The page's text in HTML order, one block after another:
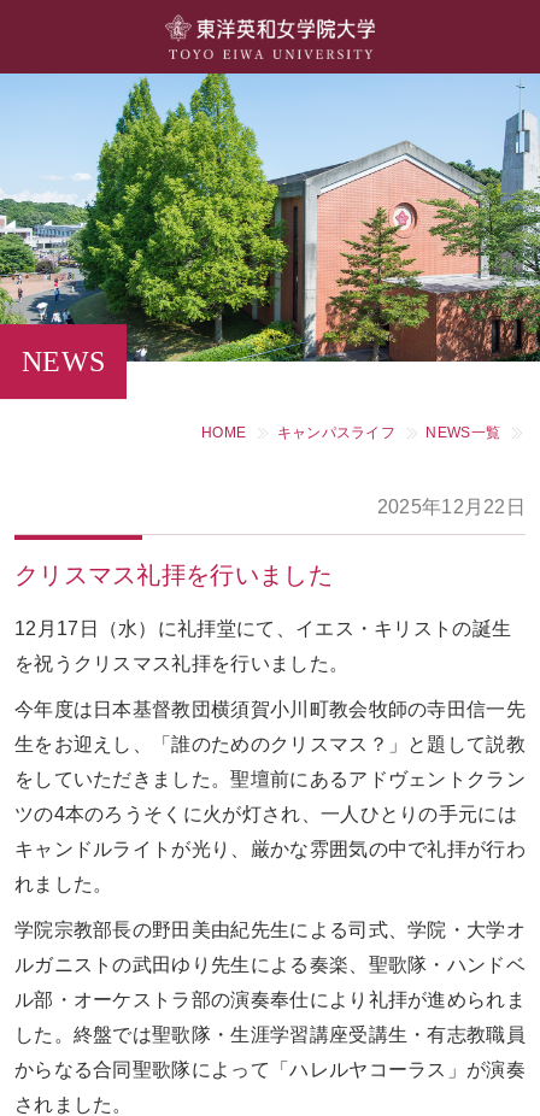
学部・学科
キャンパスライフ
留学・国際交流
キャリア・就職
NEWS
HOME キャンパスライフ NEWS一覧
2025年12月22日
クリスマス礼拝を行いました
12 月 17 日（水）に礼拝堂にて、イエス・キリストの誕生
を祝うクリスマス礼拝を行いました。
今年度は日本基督教団横須賀小川町教会牧師の寺田信一先
生をお迎えし、「誰のためのクリスマス？」と題して説教
をしていただきました。聖壇前にあるアドヴェントクラン
ツの4本のろうそくに火が灯され、一人ひとりの手元には
キャンドルライトが光り、厳かな雰囲気の中で礼拝が行わ
れました。
学院宗教部長の野田美由紀先生による司式、学院・大学オ
ルガニストの武田ゆり先生による奏楽、聖歌隊・ハンドベ
ル部・オーケストラ部の演奏奉仕により礼拝が進められま
した。終盤では聖歌隊・生涯学習講座受講生・有志教職員
からなる合同聖歌隊によって「ハレルヤコーラス」が演奏
されました。